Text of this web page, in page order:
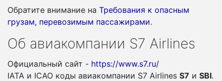
Обратите внимание на Требования к опасным
грузам, перевозимым пассажирами.
Об авиакомпании S7 Airlines
Официальный сайт - https://www.s7.ru/
IATA и ICAO коды авиакомпании S7 Airlines S7 и SBI.